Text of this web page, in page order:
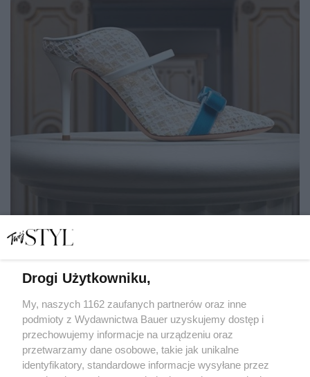
inspirowana serialem!
KATARZYNA DYŁŁO
SHOPPING
Drogi Użytkowniku,
My, naszych 1162 zaufanych partnerów oraz inne
podmioty z Wydawnictwa Bauer uzyskujemy dostęp i
przechowujemy informacje na urządzeniu oraz
przetwarzamy dane osobowe, takie jak unikalne
identyfikatory, standardowe informacje wysyłane przez